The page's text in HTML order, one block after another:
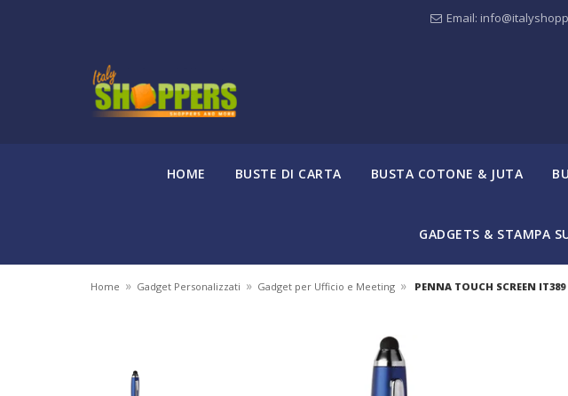
Email:
HOME BUSTE DI CARTA BUSTA COTONE & JUTA
GADGETS & STAMPA
Home » Gadget Personalizzati » Gadget per Ufficio e Meeting » PENNA TOUCH SCREEN IT389